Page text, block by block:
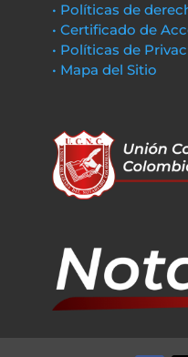
• Políticas de
• Certificado de
• Políticas de
• Mapa del Sitio